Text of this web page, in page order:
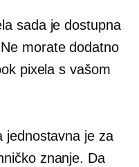
sada je dostupna
morate dodatno
pixela s vašom
jednostavna je za
znanje. Da